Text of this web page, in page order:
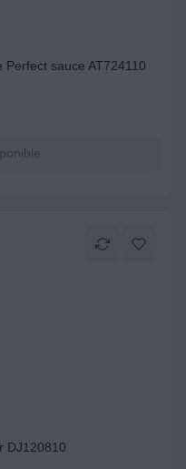
sauce AT724110
DJ120810